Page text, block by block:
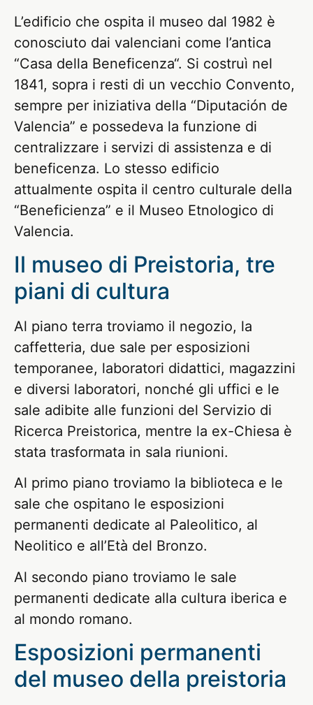
L’edificio che ospita il museo dal 1982 è
conosciuto dai valenciani come l’antica
“Casa della Beneficenza“. Si costruì nel
1841, sopra i resti di un vecchio Convento,
sempre per iniziativa della “Diputación de
Valencia” e possedeva la funzione di
centralizzare i servizi di assistenza e di
beneficenza. Lo stesso edificio
attualmente ospita il centro culturale della
“Beneficienza” e il Museo Etnologico di
Valencia.
Il museo di Preistoria, tre
piani di cultura
Al piano terra troviamo il negozio, la
caffetteria, due sale per esposizioni
temporanee, laboratori didattici, magazzini
e diversi laboratori, nonché gli uffici e le
sale adibite alle funzioni del Servizio di
Ricerca Preistorica, mentre la ex-Chiesa è
stata trasformata in sala riunioni.
Al primo piano troviamo la biblioteca e le
sale che ospitano le esposizioni
permanenti dedicate al Paleolitico, al
Neolitico e all’Età del Bronzo.
Al secondo piano troviamo le sale
permanenti dedicate alla cultura iberica e
al mondo romano.
Esposizioni permanenti
del museo della preistoria